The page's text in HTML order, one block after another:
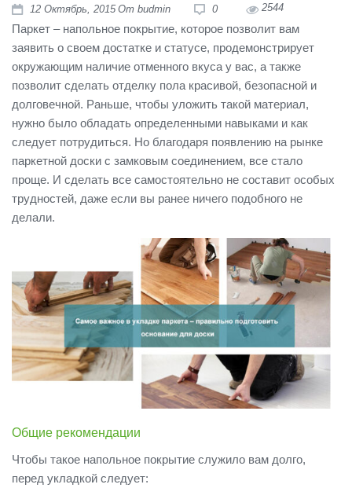
12 Октябрь, 2015 От budmin 0 2544
Паркет – напольное покрытие, которое позволит вам
заявить о своем достатке и статусе, продемонстрирует
окружающим наличие отменного вкуса у вас, а также
позволит сделать отделку пола красивой, безопасной и
долговечной. Раньше, чтобы уложить такой материал,
нужно было обладать определенными навыками и как
следует потрудиться. Но благодаря появлению на рынке
паркетной доски с замковым соединением, все стало
проще. И сделать все самостоятельно не составит особых
трудностей, даже если вы ранее ничего подобного не
делали.
Общие рекомендации
Чтобы такое напольное покрытие служило вам долго,
перед укладкой следует: